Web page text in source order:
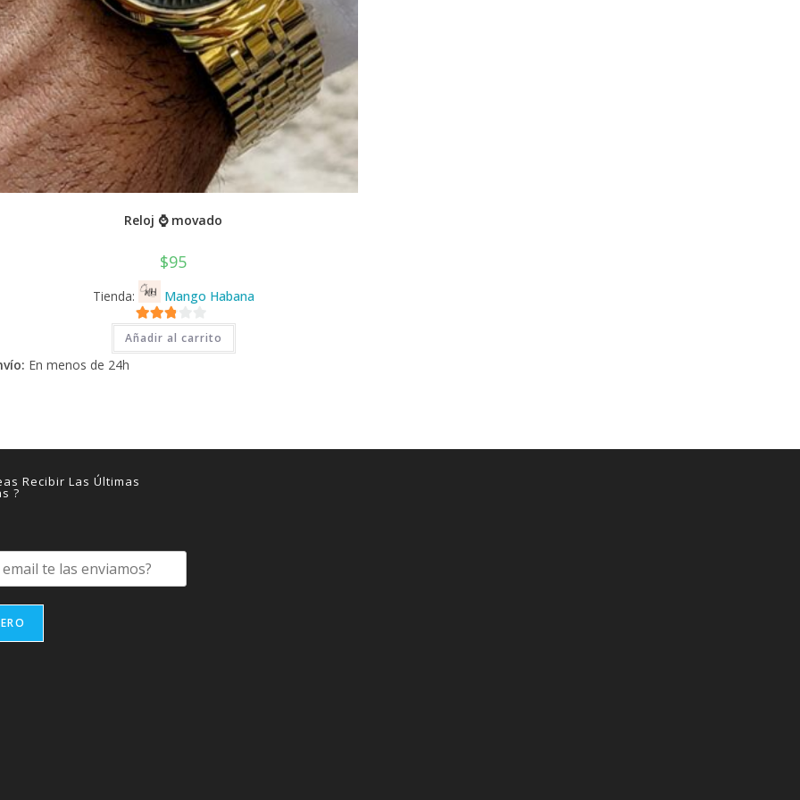
Reloj ⌚ movado
$95
Tienda: Mango Habana
2.71
de 5
Añadir al carrito
En menos de 24h
Recibir Las Últimas
?